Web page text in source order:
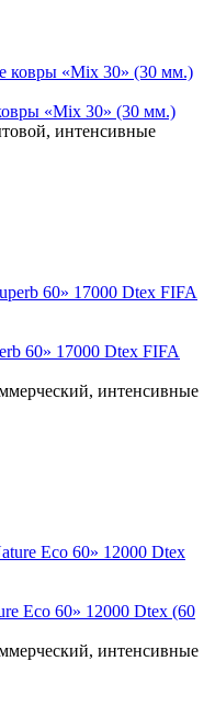
«Mix 30» (30 мм.)
интенсивные
60» 17000 Dtex FIFA
интенсивные
Eco 60» 12000 Dtex (60
интенсивные